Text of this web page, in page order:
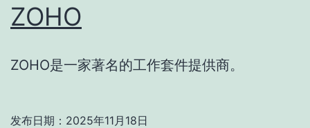
ZOHO
ZOHO是一家著名的工作套件提供商。
发布日期： 2025年11月18日